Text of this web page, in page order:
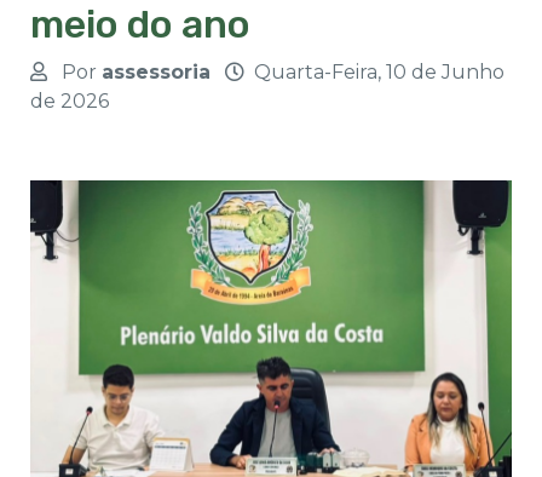
meio do ano
Por assessoria
Quarta-Feira, 10 de Junho
de 2026